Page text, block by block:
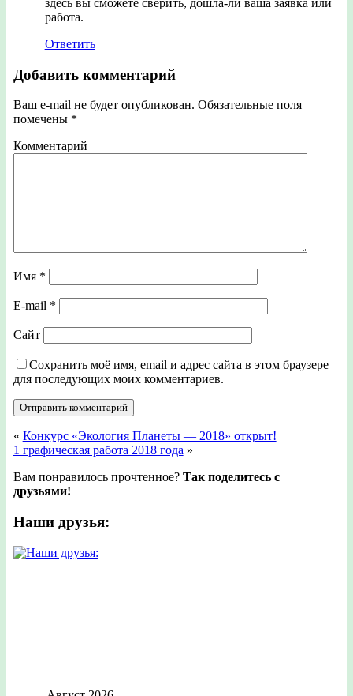
здесь вы сможете сверить, дошла-ли ваша заявка или
работа.
Ответить
Добавить комментарий
Ваш e-mail не будет опубликован. Обязательные поля
помечены *
Комментарий
Имя *
E-mail *
Сайт
Сохранить моё имя, email и адрес сайта в этом браузере
для последующих моих комментариев.
« Конкурс «Экология Планеты — 2018» открыт!
1 графическая работа 2018 года »
Вам понравилось прочтенное?Так поделитесь с
друзьями!
Наши друзья: